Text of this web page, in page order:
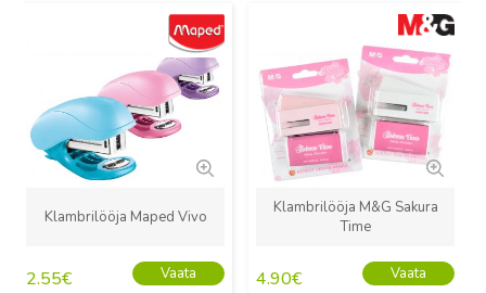
Klambrilööja Maped Vivo
2.55€ Vaata
Klambrilööja M&G Sakura
Time
4.90€ Vaata